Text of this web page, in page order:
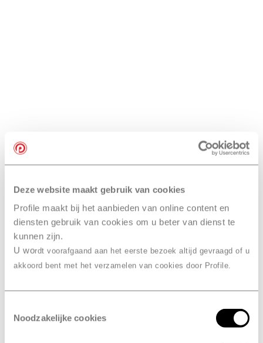
Deze website maakt gebruik van cookies
Profile maakt bij het aanbieden van online content en
diensten gebruik van cookies om u beter van dienst te
kunnen zijn.
U wordt voorafgaand aan het eerste bezoek altijd gevraagd of u
akkoord bent met het verzamelen van cookies door Profile.
Noodzakelijke cookies
Nieuwsbrief